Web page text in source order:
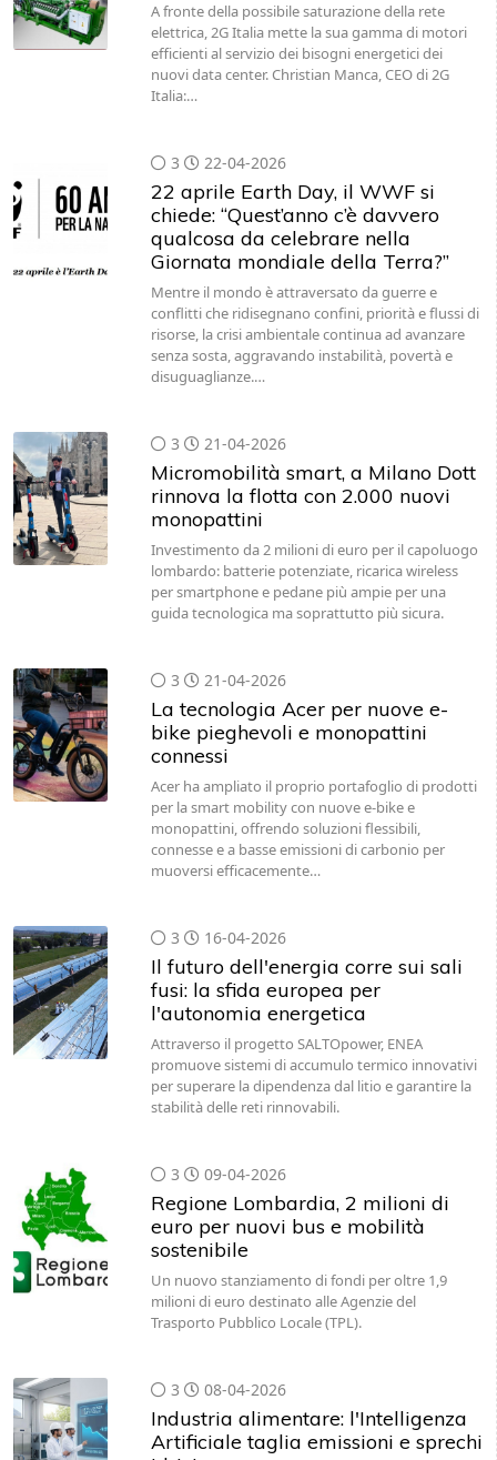
A fronte della possibile saturazione della rete
elettrica, 2G Italia mette la sua gamma di motori
efficienti al servizio dei bisogni energetici dei
nuovi data center. Christian Manca, CEO di 2G
Italia:…
3 22-04-2026
22 aprile Earth Day, il WWF si
chiede: “Quest’anno c’è davvero
qualcosa da celebrare nella
Giornata mondiale della Terra?”
Mentre il mondo è attraversato da guerre e
conflitti che ridisegnano confini, priorità e flussi di
risorse, la crisi ambientale continua ad avanzare
senza sosta, aggravando instabilità, povertà e
disuguaglianze.…
3 21-04-2026
Micromobilità smart, a Milano Dott
rinnova la flotta con 2.000 nuovi
monopattini
Investimento da 2 milioni di euro per il capoluogo
lombardo: batterie potenziate, ricarica wireless
per smartphone e pedane più ampie per una
guida tecnologica ma soprattutto più sicura.
3 21-04-2026
La tecnologia Acer per nuove e-
bike pieghevoli e monopattini
connessi
Acer ha ampliato il proprio portafoglio di prodotti
per la smart mobility con nuove e-bike e
monopattini, offrendo soluzioni flessibili,
connesse e a basse emissioni di carbonio per
muoversi efficacemente…
3 16-04-2026
Il futuro dell'energia corre sui sali
fusi: la sfida europea per
l'autonomia energetica
Attraverso il progetto SALTOpower, ENEA
promuove sistemi di accumulo termico innovativi
per superare la dipendenza dal litio e garantire la
stabilità delle reti rinnovabili.
3 09-04-2026
Regione Lombardia, 2 milioni di
euro per nuovi bus e mobilità
sostenibile
Un nuovo stanziamento di fondi per oltre 1,9
milioni di euro destinato alle Agenzie del
Trasporto Pubblico Locale (TPL).
3 08-04-2026
Industria alimentare: l'Intelligenza
Artificiale taglia emissioni e sprechi